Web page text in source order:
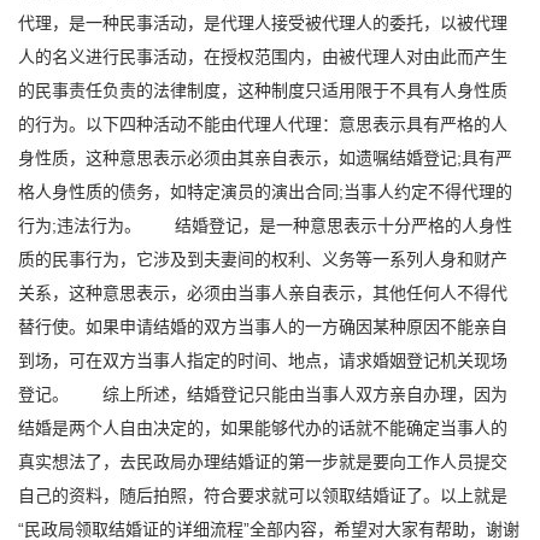
代理，是一种民事活动，是代理人接受被代理人的委托，以被代理
人的名义进行民事活动，在授权范围内，由被代理人对由此而产生
的民事责任负责的法律制度，这种制度只适用限于不具有人身性质
的行为。以下四种活动不能由代理人代理：意思表示具有严格的人
身性质，这种意思表示必须由其亲自表示，如遗嘱结婚登记;具有严
格人身性质的债务，如特定演员的演出合同;当事人约定不得代理的
行为;违法行为。 结婚登记，是一种意思表示十分严格的人身性
质的民事行为，它涉及到夫妻间的权利、义务等一系列人身和财产
关系，这种意思表示，必须由当事人亲自表示，其他任何人不得代
替行使。如果申请结婚的双方当事人的一方确因某种原因不能亲自
到场，可在双方当事人指定的时间、地点，请求婚姻登记机关现场
登记。 综上所述，结婚登记只能由当事人双方亲自办理，因为
结婚是两个人自由决定的，如果能够代办的话就不能确定当事人的
真实想法了，去民政局办理结婚证的第一步就是要向工作人员提交
自己的资料，随后拍照，符合要求就可以领取结婚证了。以上就是
“民政局领取结婚证的详细流程”全部内容，希望对大家有帮助，谢谢